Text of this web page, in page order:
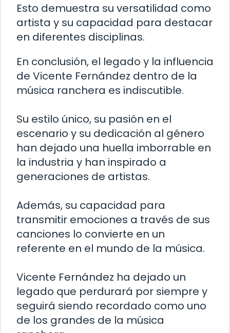
Esto demuestra su versatilidad como
artista y su capacidad para destacar
en diferentes disciplinas.
En conclusión, el legado y la influencia
de Vicente Fernández dentro de la
música ranchera es indiscutible.
Su estilo único, su pasión en el
escenario y su dedicación al género
han dejado una huella imborrable en
la industria y han inspirado a
generaciones de artistas.
Además, su capacidad para
transmitir emociones a través de sus
canciones lo convierte en un
referente en el mundo de la música.
Vicente Fernández ha dejado un
legado que perdurará por siempre y
seguirá siendo recordado como uno
de los grandes de la música